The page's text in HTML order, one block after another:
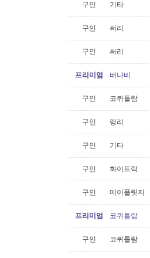
구인 기타
구인 써리
구인 써리
프리미엄 버나비
구인 코퀴틀람
구인 랭리
구인 기타
구인 화이트락
구인 메이플릿지
프리미엄 코퀴틀람
구인 코퀴틀람